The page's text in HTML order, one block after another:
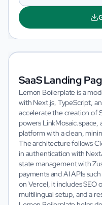
SaaS Landing
Lemon Boilerplate is a
with Next.js, TypeScript,
accelerate the creation of
powers
platform with a clean,
The architecture follows
in authentication with
state management with
payments and AI APIs
on Vercel, it includes SEO
multilingual setup, and a